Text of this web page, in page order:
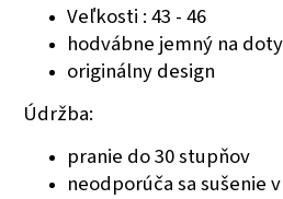
Veľkosti : 43 - 46
hodvábne jemný na
originálny design
Údržba:
pranie do 30 stupňov
neodporúča sa sušenie